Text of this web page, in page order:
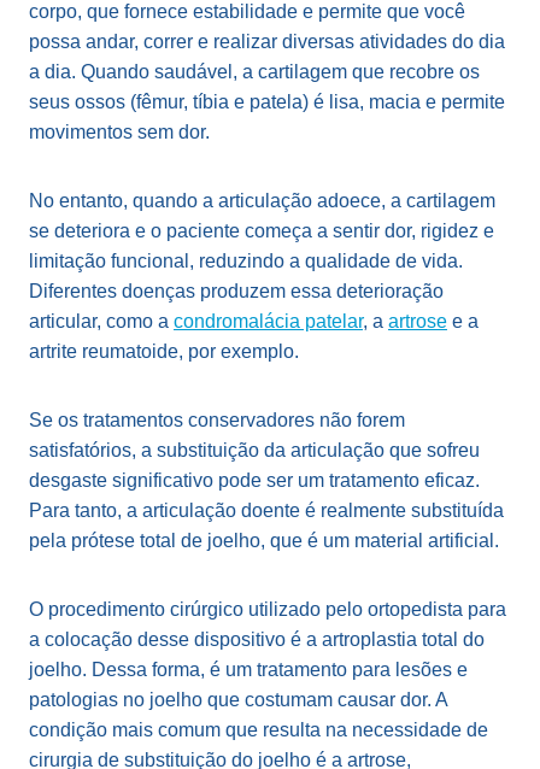
corpo, que fornece estabilidade e permite que você
possa andar, correr e realizar diversas atividades do dia
a dia. Quando saudável, a cartilagem que recobre os
seus ossos (fêmur, tíbia e patela) é lisa, macia e permite
movimentos sem dor.
No entanto, quando a articulação adoece, a cartilagem
se deteriora e o paciente começa a sentir dor, rigidez e
limitação funcional, reduzindo a qualidade de vida.
Diferentes doenças produzem essa deterioração
articular, como a condromalácia patelar, a artrose e a
artrite reumatoide, por exemplo.
Se os tratamentos conservadores não forem
satisfatórios, a substituição da articulação que sofreu
desgaste significativo pode ser um tratamento eficaz.
Para tanto, a articulação doente é realmente substituída
pela prótese total de joelho, que é um material artificial.
O procedimento cirúrgico utilizado pelo ortopedista para
a colocação desse dispositivo é a artroplastia total do
joelho. Dessa forma, é um tratamento para lesões e
patologias no joelho que costumam causar dor. A
condição mais comum que resulta na necessidade de
cirurgia de substituição do joelho é a artrose,